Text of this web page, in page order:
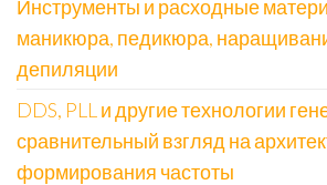
Инструменты и расходные
маникюра, педикюра,
депиляции
DDS, PLL и другие технологии
сравнительный взгляд на
формирования частоты